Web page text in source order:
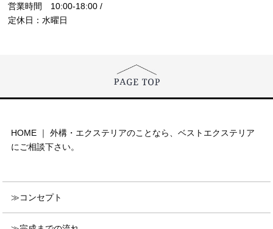
営業時間 10:00-18:00 /
定休日：水曜日
HOME ｜ 外構・エクステリアのことなら、ベストエクステリア
にご相談下さい。
コンセプト